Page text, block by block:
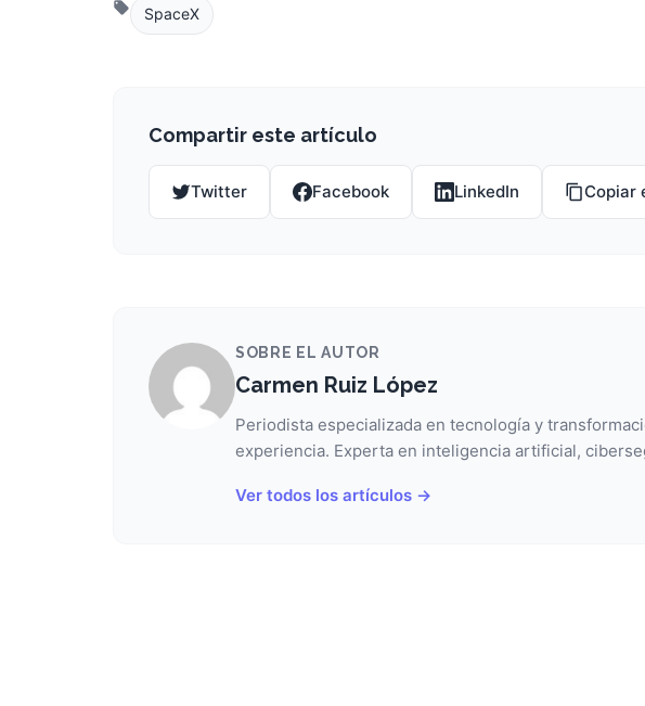
SpaceX
Compartir este artículo
Twitter Facebook LinkedIn Copiar
SOBRE EL AUTOR
Carmen Ruiz López
Periodista especializada en tecnología y
experiencia. Experta en inteligencia artificial,
Ver todos los artículos →